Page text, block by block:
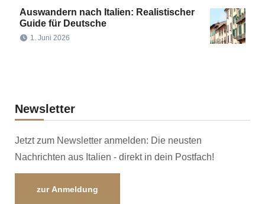
Auswandern nach Italien: Realistischer
Guide für Deutsche
1. Juni 2026
Newsletter
Jetzt zum Newsletter anmelden: Die neusten
Nachrichten aus Italien - direkt in dein Postfach!
zur Anmeldung